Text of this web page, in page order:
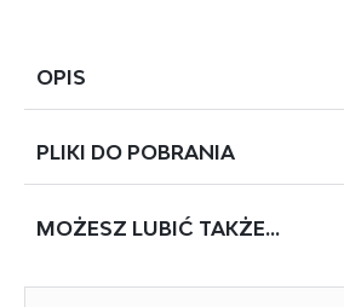
OPIS
wymiary: 60/69/89/50 cm, funkcja
popielaty #09
PLIKI DO POBRANIA
K-593 (PILLOW)
MOŻESZ LUBIĆ TAKŻE...